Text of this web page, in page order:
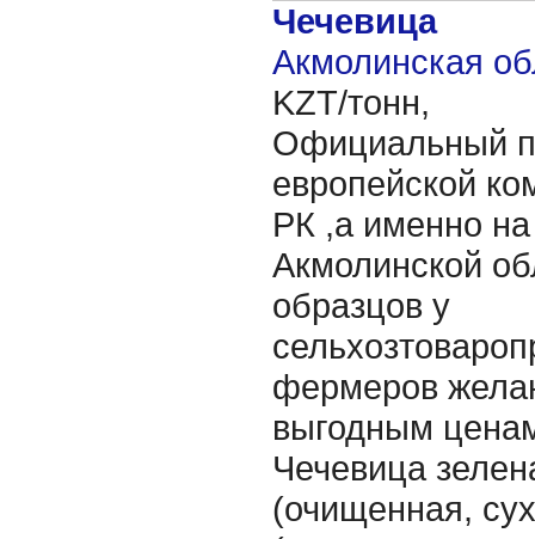
Чечевица
Акмолинская
KZT/тонн,
Официальный
европейской
РК ,а именно
Акмолинской
образцов у
фермеров
выгодным
Чечевица
(очищенная,